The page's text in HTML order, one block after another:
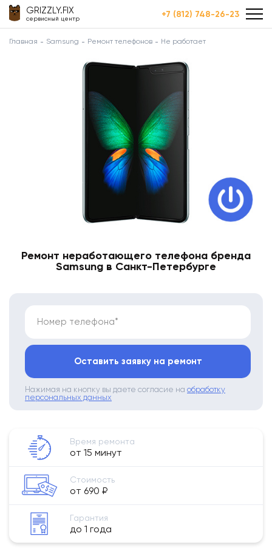
GRIZZLY.FIX
сервисный центр +7 (812) 748-26-23
Главная Samsung Ремонт телефонов Не работает
Ремонт неработающего телефона бренда
Samsung в Санкт-Петербурге
Номер телефона*
Оставить заявку на ремонт
Нажимая на кнопку вы даете согласие на обработку
персональных данных
Время ремонта
от 15 минут
Стоимость
от 690 ₽
Гарантия
до 1 года